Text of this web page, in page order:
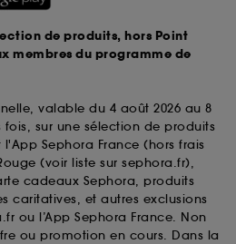
de produits, hors Point
membres du programme de
valable du 4 août 2026 au 8
fois, sur une sélection de produits
Sephora France (hors frais
(voir liste sur sephora.fr),
cadeaux Sephora, produits
caritatives, et autres exclusions
ou l’App Sephora France. Non
ou promotion en cours. Dans la